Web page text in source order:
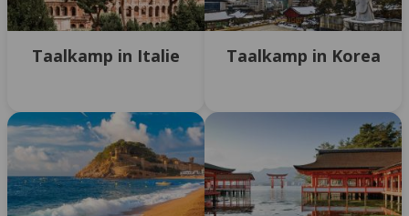
Taalkamp in Italie Taalkamp in Korea